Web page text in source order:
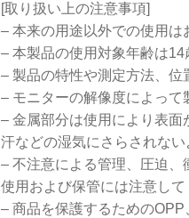
[取り扱い上の注意事項]
– 本来の用途以外での使用は
– 本製品の使用対象年齢は14
– 製品の特性や測定方法、
– モニターの解像度によって
– 金属部分は使用により表面
汗などの湿気にさらされない
– 不注意による管理、圧迫、
使用および保管には注意して
– 商品を保護するための